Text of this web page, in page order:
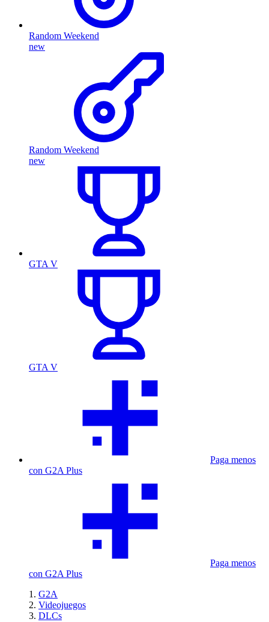
Random Weekend
new
Random Weekend
new
GTA V
GTA V
Paga menos
con G2A Plus
Paga menos
con G2A Plus
G2A
Videojuegos
DLCs